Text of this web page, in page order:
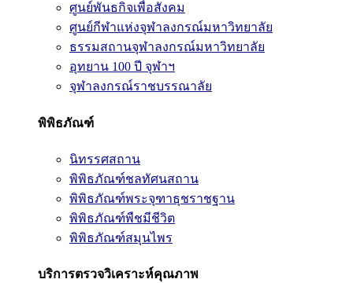
ศูนย์พันธกิจเพื่อสังคม
ศูนย์กีฬาแห่งจุฬาลงกรณ์มหาวิทยาลัย
ธรรมสถานจุฬาลงกรณ์มหาวิทยาลัย
อุทยาน 100 ปี จุฬาฯ
จุฬาลงกรณ์ราชบรรณาลัย
พิพิธภัณฑ์
นิทรรศสถาน
พิพิธภัณฑ์ชลทัศนสถาน
พิพิธภัณฑ์พระจุฑาธุชราชฐาน
พิพิธภัณฑ์พืชมีชีวิต
พิพิธภัณฑ์สมุนไพร
บริการตรวจวิเคราะห์คุณภาพ